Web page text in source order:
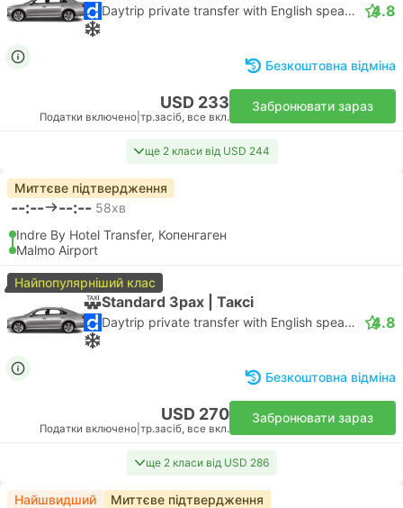
Daytrip private transfer with English speaking driver 4.8
Безкоштовна відміна
USD 233
Податки включено тр.засіб, все вкл.
Забронювати зараз
ще 2 класи від USD 244
Миттєве підтвердження
--:-- --:-- 58хв
Indre By Hotel Transfer, Копенгаген
Malmo Airport
Найпопулярніший клас
Standard 3pax | Таксі
Daytrip private transfer with English speaking driver 4.8
Безкоштовна відміна
USD 270
Податки включено тр.засіб, все вкл.
Забронювати зараз
ще 2 класи від USD 286
Найшвидший Миттєве підтвердження